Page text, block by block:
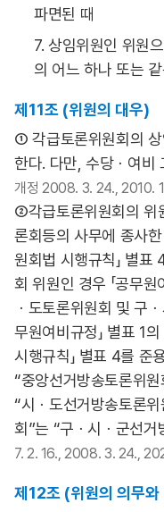
파면된 때
7. 상임위원인 위원
의 어느 하나 또는
제11조 (위원의 대우)
① 각급토론위원회의
한다. 다만, 수당ㆍ여비
개정 2008. 3. 24., 2010.
②각급토론위원회의 위
론회등의 사무에 종사한
원회법 시행규칙」 별
회 위원인 경우 「공무원
ㆍ도토론위원회 및 구
무원여비규정」 별표 1
시행규칙」 별표 4를 준
“중앙선거방송토론위
“시ㆍ도선거방송토론
회”는 “구ㆍ시ㆍ군선거
7. 2. 16., 2008. 3. 24.,
제12조 (위원의 의무와